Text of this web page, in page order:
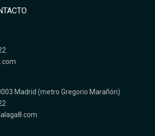
Madrid (metro Gregorio Marañón)